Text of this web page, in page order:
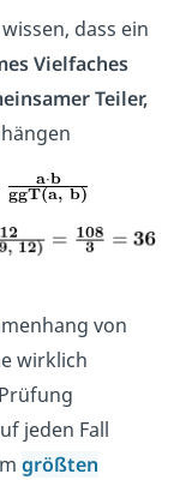
dass ein
Vielfaches
Teiler,
von
wirklich
jeden Fall
größten